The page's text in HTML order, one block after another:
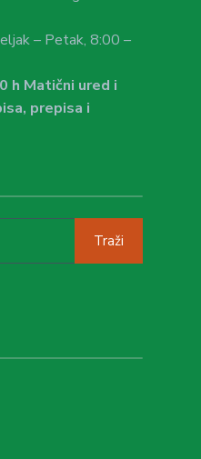
– Petak, 8:00 –
h Matični ured i
prepisa i
Traži